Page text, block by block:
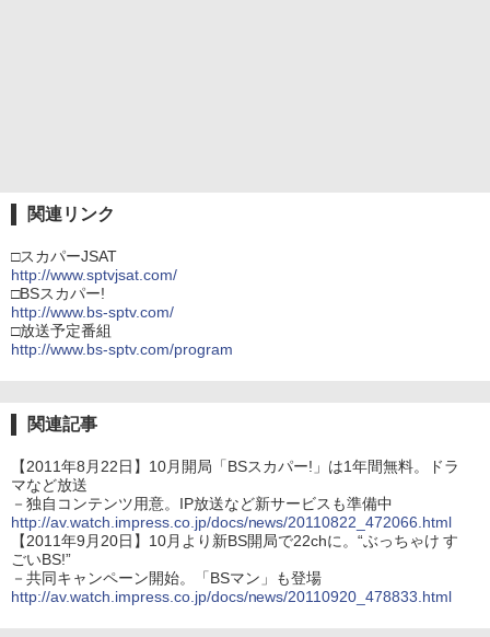
関連リンク
□スカパーJSAT
http://www.sptvjsat.com/
□BSスカパー!
http://www.bs-sptv.com/
□放送予定番組
http://www.bs-sptv.com/program
関連記事
【2011年8月22日】10月開局「BSスカパー!」は1年間無料。ドラ
マなど放送
－独自コンテンツ用意。IP放送など新サービスも準備中
http://av.watch.impress.co.jp/docs/news/20110822_472066.html
【2011年9月20日】10月より新BS開局で22chに。“ぶっちゃけ す
ごいBS!”
－共同キャンペーン開始。「BSマン」も登場
http://av.watch.impress.co.jp/docs/news/20110920_478833.html